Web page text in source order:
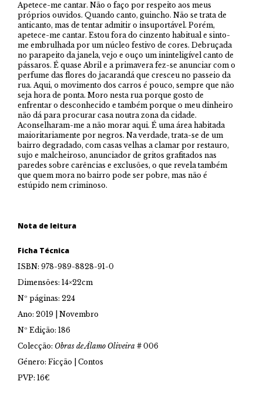
Apetece-me cantar. Não o faço por respeito aos meus
próprios ouvidos. Quando canto, guincho. Não se trata de
anticanto, mas de tentar admitir o insuportável. Porém,
apetece-me cantar. Estou fora do cinzento habitual e sinto-
me embrulhada por um núcleo festivo de cores. Debruçada
no parapeito da janela, vejo e ouço um ininteligível canto de
pássaros. É quase Abril e a primavera fez-se anunciar com o
perfume das flores do jacarandá que cresceu no passeio da
rua. Aqui, o movimento dos carros é pouco, sempre que não
seja hora de ponta. Moro nesta rua porque gosto de
enfrentar o desconhecido e também porque o meu dinheiro
não dá para procurar casa noutra zona da cidade.
Aconselharam-me a não morar aqui. É uma área habitada
maioritariamente por negros. Na verdade, trata-se de um
bairro degradado, com casas velhas a clamar por restauro,
sujo e malcheiroso, anunciador de gritos grafitados nas
paredes sobre carências e exclusões, o que revela também
que quem mora no bairro pode ser pobre, mas não é
estúpido nem criminoso.
Nota de leitura
Ficha Técnica
ISBN: 978-989-8828-91-0
Dimensões: 14×22cm
Nº páginas: 224
Ano: 2019 | Novembro
Nº Edição: 186
Colecção: Obras de Álamo Oliveira # 006
Género: Ficção | Contos
PVP: 16€